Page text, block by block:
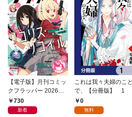
【電子版】月刊コミッ
クフラッパー 2026年9
月号730
新着
これは我々夫婦のこと
で、【分冊版】 1
0
無料